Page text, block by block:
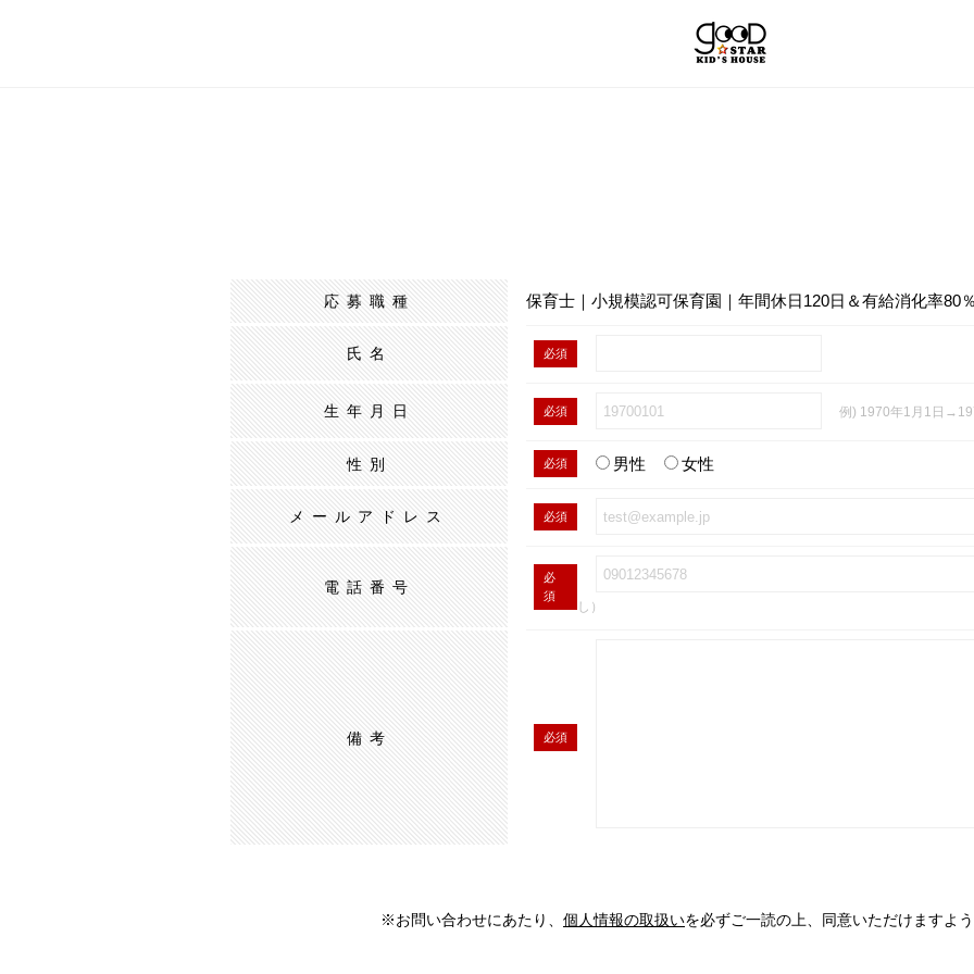
応募職種 保育士｜小規模認可保育園｜年間休日120日＆有給消化率80
氏名 必須
生年月日 必須 例) 1970年1月1日
性別 必須 男性 女性
メールアドレス 必須
電話番号
必
須
し）
備考 必須
※お問い合わせにあたり、 個人情報の取扱いを必ずご一読の上、同意いただけますよ